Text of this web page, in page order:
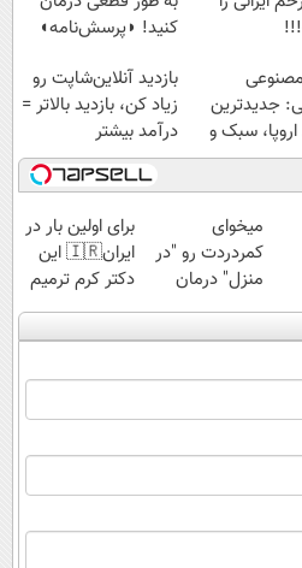
کنید! ◗پرسش‌نامه◖
جدیدترین
سبک و
پرداخت
بازدید آنلاین‌شاپت رو
زیاد کن، بازدید بالاتر =
درآمد بیشتر
میخوای
کمردردت رو "در
منزل" درمان
کنی؟ (◂فیلم +
برای اولین بار در
ایران🇮🇷 این
دکتر کرم ترمیم
کننده 23 روزه